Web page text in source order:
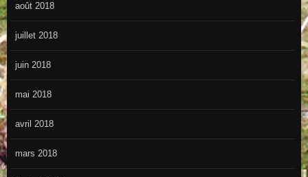
août 2018
juillet 2018
juin 2018
mai 2018
avril 2018
mars 2018